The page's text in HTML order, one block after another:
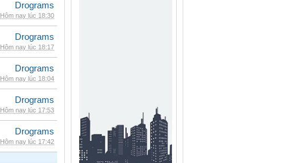
Drograms
Hôm nay lúc 18:30
Drograms
Hôm nay lúc 18:17
Drograms
Hôm nay lúc 18:04
Drograms
Hôm nay lúc 17:53
Drograms
Hôm nay lúc 17:42